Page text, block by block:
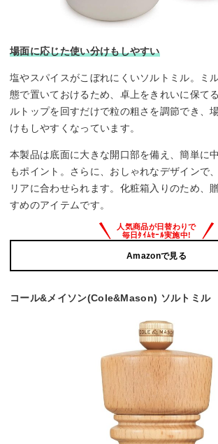
場面に応じた使い分けもしやすい
塩やスパイスがこぼれにくいソルトミル。ミ
態で置いておけるため、卓上をきれいに保て
ルトップを回すだけで粒の粗さを調節でき、
けもしやすくなっています。
本製品は底面に大きな開口部を備え、簡単に
もポイント。さらに、おしゃれなデザインで
リアに合わせられます。化粧箱入りのため、
すめのアイテムです。
Amazonで見る
コール&メイソン(Cole&Mason) ソルトミル